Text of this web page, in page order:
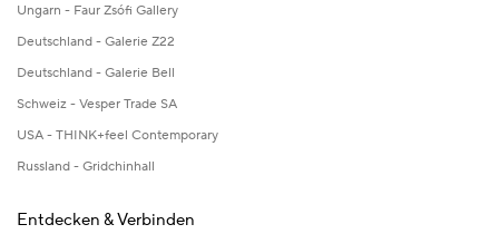
Ungarn - Faur Zsófi Gallery
Deutschland - Galerie Z22
Deutschland - Galerie Bell
Schweiz - Vesper Trade SA
USA - THINK+feel Contemporary
Russland - Gridchinhall
Entdecken & Verbinden